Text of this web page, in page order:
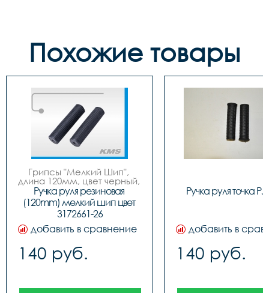
Похожие товары
Грипсы "Мелкий Шип",
длина 120мм, цвет черный,
завод Sshine
Ручка руля резиновая
(120mm) мелкий шип цвет
3172661-26
добавить в сравнение
140 руб.
Ручка руля точка
добавить в
140 руб.